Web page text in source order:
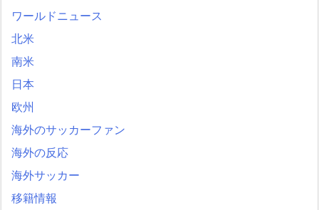
ワールドニュース
北米
南米
日本
欧州
海外のサッカーファン
海外の反応
海外サッカー
移籍情報